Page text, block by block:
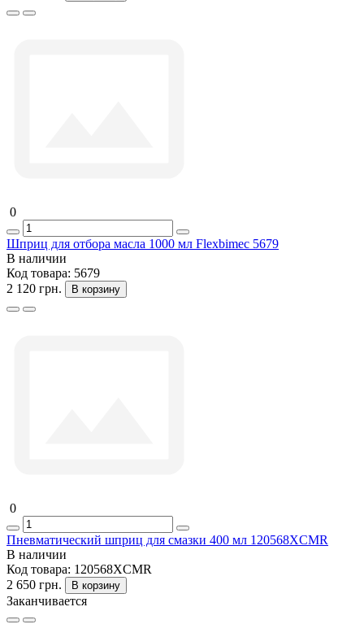
0
Шприц для отбора масла 1000 мл Flexbimec 5679
В наличии
Код товара: 5679
2 120 грн.
В корзину
0
Пневматический шприц для смазки 400 мл 120568XCMR
В наличии
Код товара: 120568XCMR
2 650 грн.
В корзину
Заканчивается